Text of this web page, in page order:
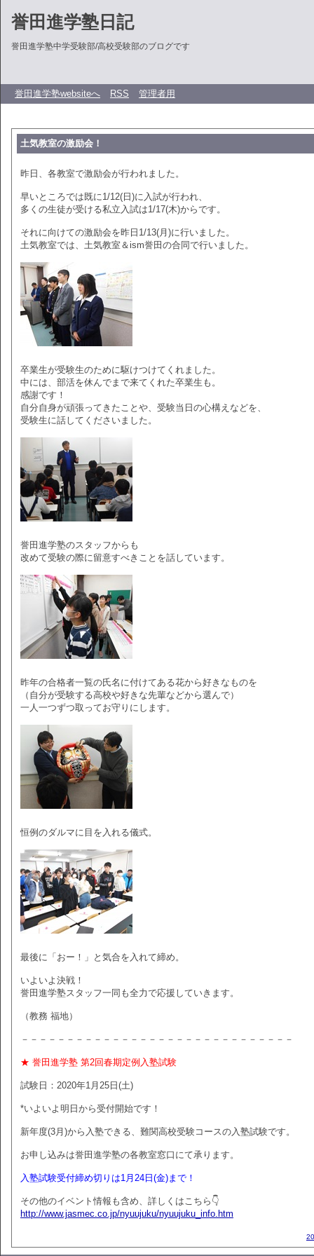
誉田進学塾日記
誉田進学塾中学受験部/高校受験部のブログです
誉田進学塾websiteへ RSS 管理者用
土気教室の激励会！
昨日、各教室で激励会が行われました。
早いところでは既に1/12(日)に入試が行われ、
多くの生徒が受ける私立入試は1/17(木)からです。
それに向けての激励会を昨日1/13(月)に行いました。
土気教室では、土気教室＆ism誉田の合同で行いました。
卒業生が受験生のために駆けつけてくれました。
中には、部活を休んでまで来てくれた卒業生も。
感謝です！
自分自身が頑張ってきたことや、受験当日の心構えなどを、
受験生に話してくださいました。
誉田進学塾のスタッフからも
改めて受験の際に留意すべきことを話しています。
昨年の合格者一覧の氏名に付けてある花から好きなものを
（自分が受験する高校や好きな先輩などから選んで）
一人一つずつ取ってお守りにします。
恒例のダルマに目を入れる儀式。
最後に「おー！」と気合を入れて締め。
いよいよ決戦！
誉田進学塾スタッフ一同も全力で応援していきます。
（教務 福地）
－－－－－－－－－－－－－－－－－－－－－－－－－－－－－－
★ 誉田進学塾 第2回春期定例入塾試験
試験日：2020年1月25日(土)
*いよいよ明日から受付開始です！
新年度(3月)から入塾できる、難関高校受験コースの入塾試験です。
お申し込みは誉田進学塾の各教室窓口にて承ります。
入塾試験受付締め切りは1月24日(金)まで！
その他のイベント情報も含め、詳しくはこちら👇
http://www.jasmec.co.jp/nyuujuku/nyuujuku_info.htm